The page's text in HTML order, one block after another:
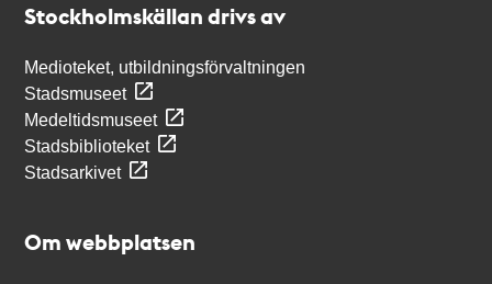
Stockholmskällan drivs av
Medioteket, utbildningsförvaltningen
Stadsmuseet
Medeltidsmuseet
Stadsbiblioteket
Stadsarkivet
Om webbplatsen